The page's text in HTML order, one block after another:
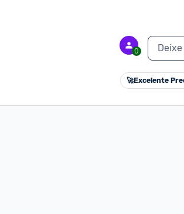
0
🚀Excelente